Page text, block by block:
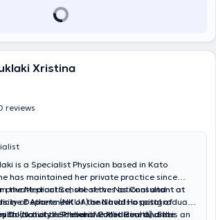
Xristina
reviews
is a Specialist Physician based in Kato
has maintained her private practice since
private practice, she serves asConsultant at
Department of the Naval Hospital of
Doctor of the Hellenic Coast Guard) and is an
the Medical School of the National and
of Athens (NKUA) and holds a postgraduate
(National School of Public Health). She
activity isPreventive Medicineand the